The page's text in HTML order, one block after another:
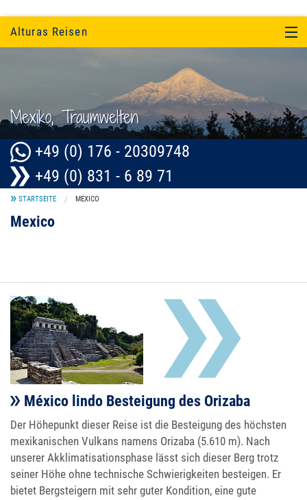
Alturas Reisen
EINZELTOUREN UND KULTUR
UNTERKUNFT
SERVICE
ÜBER UNS...
Mexiko, Traumwelten
+49 (0) 176 - 20309748
+49 (0) 831 - 6 89 71
STARTSEITE MEXICO
Mexico
México lindo Besteigung des Orizaba
Der Höhepunkt dieser Reise ist die Besteigung des höchsten
mexikanischen Vulkans namens Orizaba (5.610 m). Nach
unserer Akklimatisationsphase lässt sich dieser Berg trotz
seiner Höhe ohne technische Schwierigkeiten besteigen. Er
bietet Bergsteigern mit sehr guter Kondition, eine gute